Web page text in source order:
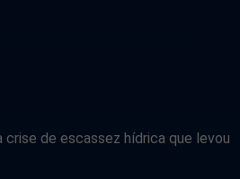
de escassez hídrica que levou